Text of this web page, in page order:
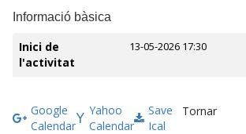
Informació bàsica
Inici de
l'activitat
13-05-2026 17:30
Google
Calendar
Yahoo
Calendar
Save
Ical
Tornar